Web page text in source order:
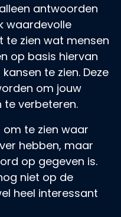
antwoorden
waardevolle
te zien wat mensen
op basis hiervan
te zien. Deze
om jouw
te verbeteren.
om te zien waar
hebben, maar
op gegeven is.
niet op de
heel interessant